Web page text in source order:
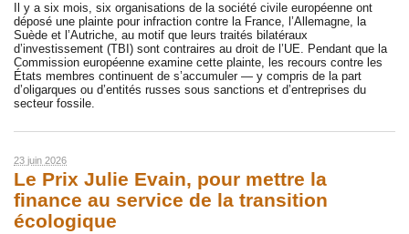
Il y a six mois, six organisations de la société civile européenne ont
déposé une plainte pour infraction contre la France, l’Allemagne, la
Suède et l’Autriche, au motif que leurs traités bilatéraux
d’investissement (TBI) sont contraires au droit de l’UE. Pendant que la
Commission européenne examine cette plainte, les recours contre les
États membres continuent de s’accumuler — y compris de la part
d’oligarques ou d’entités russes sous sanctions et d’entreprises du
secteur fossile.
23 juin 2026
Le Prix Julie Evain, pour mettre la
finance au service de la transition
écologique